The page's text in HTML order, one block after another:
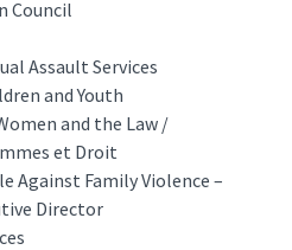
Council
Assault Services
and Youth
and the Law /
et Droit
Against Family Violence –
Director